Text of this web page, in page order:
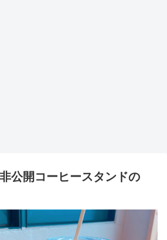
公開コーヒースタンドの